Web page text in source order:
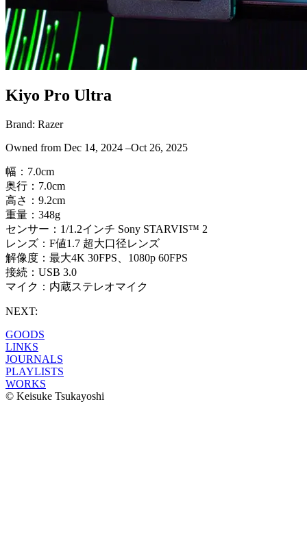
Kiyo Pro Ultra
Brand: Razer
Owned from Dec 14, 2024 –Oct 26, 2025
幅：7.0cm
奥行：7.0cm
高さ：9.2cm
重量：348g
センサー：1/1.2インチ Sony STARVIS™ 2
レンズ：F値1.7 超大口径レンズ
解像度：最大4K 30FPS、1080p 60FPS
接続：USB 3.0
マイク：内蔵ステレオマイク
NEXT:
GOODS
LINKS
JOURNALS
PLAYLISTS
WORKS
© Keisuke Tsukayoshi